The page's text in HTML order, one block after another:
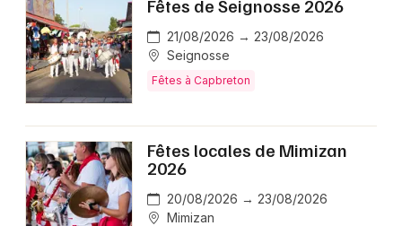
Fêtes de Seignosse 2026
21/08/2026 → 23/08/2026
Seignosse
Fêtes à Capbreton
Fêtes locales de Mimizan
2026
20/08/2026 → 23/08/2026
Mimizan